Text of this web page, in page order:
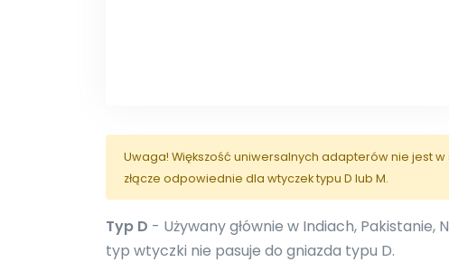
Uwaga! Większość uniwersalnych adapterów nie jest
złącze odpowiednie dla wtyczek typu D lub M.
Typ D - Używany głównie w Indiach, Pakistanie,
typ wtyczki nie pasuje do gniazda typu D.